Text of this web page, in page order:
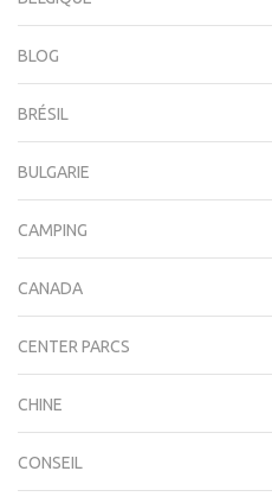
BLOG
BRÉSIL
BULGARIE
CAMPING
CANADA
CENTER PARCS
CHINE
CONSEIL